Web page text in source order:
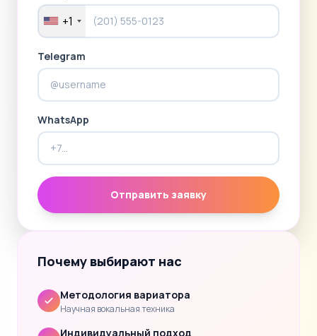
+1
Telegram
WhatsApp
Отправить заявку
Почему выбирают нас
Методология вариатора
Научная вокальная техника
Индивидуальный подход